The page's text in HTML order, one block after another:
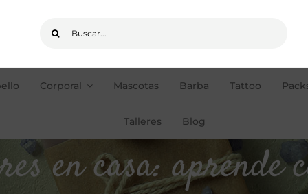
Corporal Mascotas Barba Tattoo
Talleres Blog
ENVÍOS GRATIS pedidos de +35€
en casa: aprende